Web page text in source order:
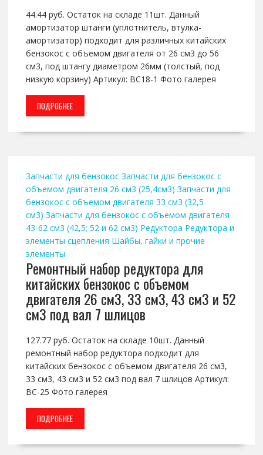
44.44 руб. Остаток на складе 11шт. Данный
амортизатор штанги (уплотнитель, втулка-
амортизатор) подходит для различных китайских
бензокос с объемом двигателя от 26 см3 до 56
см3, под штангу диаметром 26мм (толстый, под
низкую корзину) Артикул: BC18-1 Фото галерея
ПОДРОБНЕЕ
Запчасти для бензокос Запчасти для бензокос с
объемом двигателя 26 см3 (25,4см3) Запчасти для
бензокос с объемом двигателя 33 см3 (32,5
см3) Запчасти для бензокос с объемом двигателя
43-62 см3 (42,5; 52 и 62 см3) Редуктора Редуктора и
элементы сцепления Шайбы, гайки и прочие
элементы
Ремонтный набор редуктора для
китайских бензокос с объемом
двигателя 26 см3, 33 см3, 43 см3 и 52
см3 под вал 7 шлицов
127.77 руб. Остаток на складе 10шт. Данный
ремонтный набор редуктора подходит для
китайских бензокос с объемом двигателя 26 см3,
33 см3, 43 см3 и 52 см3 под вал 7 шлицов Артикул:
BC-25 Фото галерея
ПОДРОБНЕЕ